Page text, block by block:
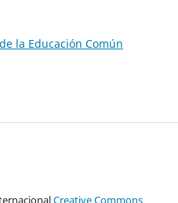
la Educación Común
Creative Commons